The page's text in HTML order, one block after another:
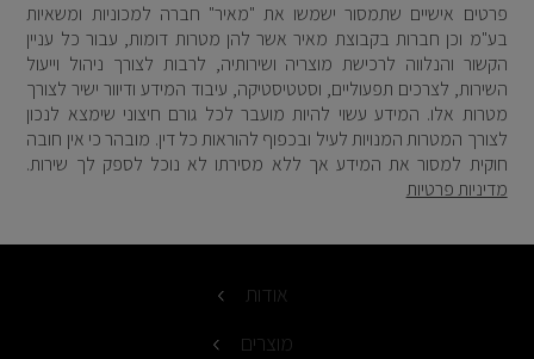
פרטים אישיים שתמסור ישמשו את "מאיר" חברה למכוניות ומשאיות
בע"מ וכן חברות בקבוצת מאיר אשר להן מטרות דומות, עבור כל עניין
הקשור והנלווה לרכישת מוצריה ושירותיה, לרבות לצורך ניהול וייעול
השירות, לצרכים תפעוליים, וסטטיסטיקה, עיבוד המידע ודיוור ישיר לצורך
מטרות אלו. המידע עשוי להיות מועבר לכל גורם חיצוני שימצא לנכון
לצורך המטרות המנויות לעיל ובכפוף להוראות כל דין. מובהר כי אין חובה
חוקית למסור את המידע אך ללא מסירתו לא נוכל לספק לך שירות.
מדיניות פרטיות
אודות
מוצרים